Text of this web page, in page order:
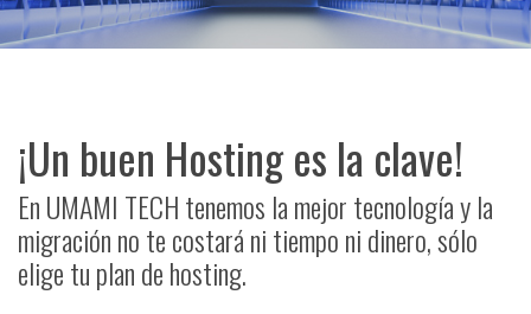
¡Un buen Hosting es la clave!
En UMAMI TECH tenemos la mejor tecnología y la
migración no te costará ni tiempo ni dinero, sólo
elige tu plan de hosting.